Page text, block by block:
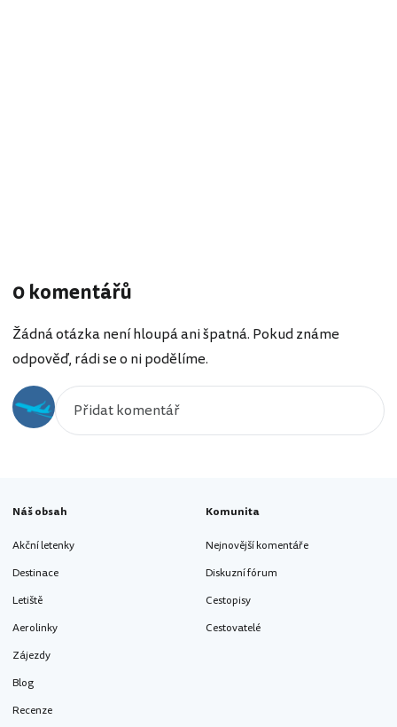
0 komentářů
Žádná otázka není hloupá ani špatná. Pokud známe
odpověď, rádi se o ni podělíme.
Náš obsah
Akční letenky
Destinace
Letiště
Aerolinky
Zájezdy
Blog
Recenze
Komunita
Nejnovější komentáře
Diskuzní fórum
Cestopisy
Cestovatelé